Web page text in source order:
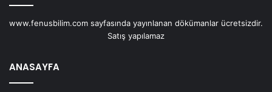
www.fenusbilim.com sayfasında yayınlanan dökümanlar ücretsizdir.
Satış yapılamaz
ANASAYFA